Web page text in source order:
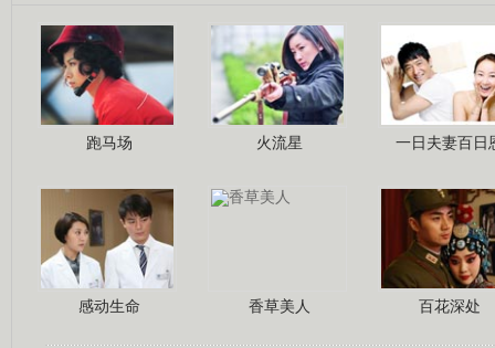
跑马场 火流星 一日夫妻百日
感动生命 香草美人 百花深处